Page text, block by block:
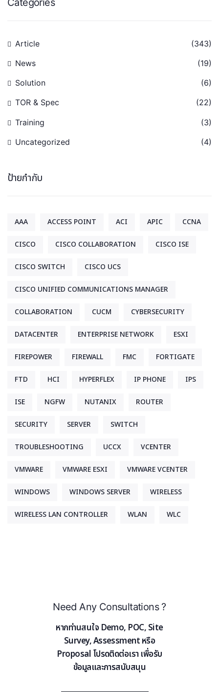
Categories
Article (343)
News (19)
Solution (6)
TOR & Spec (22)
Training (3)
Uncategorized (4)
ป้ายกำกับ
AAA ACCESS POINT ACI APIC CCNA
CISCO CISCO COLLABORATION CISCO ISE
CISCO SWITCH CISCO UCS
CISCO UNIFIED COMMUNICATIONS MANAGER
COLLABORATION CUCM CYBERSECURITY
DATACENTER ENTERPRISE NETWORK ESXI
FIREPOWER FIREWALL FMC FORTIGATE
FTD HCI HYPERFLEX IP PHONE IPS
ISE NGFW NUTANIX ROUTER
SECURITY SERVER SWITCH
TROUBLESHOOTING UCCX VCENTER
VMWARE VMWARE ESXI VMWARE VCENTER
WINDOWS WINDOWS SERVER WIRELESS
WIRELESS LAN CONTROLLER WLAN WLC
Need Any Consultations ?
หากท่านสนใจ Demo, POC, Site
Survey, Assessment หรือ
Proposal โปรดติดต่อเรา เพื่อรับ
ข้อมูลและการสนับสนุน